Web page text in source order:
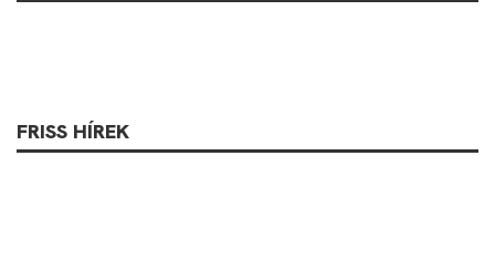
FRISS HÍREK